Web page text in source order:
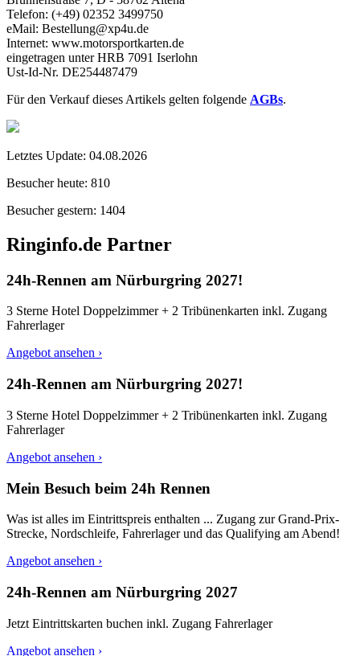
Telefon: (+49) 02352 3499750
eMail: Bestellung@xp4u.de
Internet: www.motorsportkarten.de
eingetragen unter HRB 7091 Iserlohn
Ust-Id-Nr. DE254487479
Für den Verkauf dieses Artikels gelten folgende AGBs.
Letztes Update: 04.08.2026
Besucher heute: 810
Besucher gestern: 1404
Ringinfo.de Partner
24h-Rennen am Nürburgring 2027!
3 Sterne Hotel Doppelzimmer + 2 Tribünenkarten inkl. Zugang
Fahrerlager
Angebot ansehen ›
24h-Rennen am Nürburgring 2027!
3 Sterne Hotel Doppelzimmer + 2 Tribünenkarten inkl. Zugang
Fahrerlager
Angebot ansehen ›
Mein Besuch beim 24h Rennen
Was ist alles im Eintrittspreis enthalten ... Zugang zur Grand-Prix-
Strecke, Nordschleife, Fahrerlager und das Qualifying am Abend!
Angebot ansehen ›
24h-Rennen am Nürburgring 2027
Jetzt Eintrittskarten buchen inkl. Zugang Fahrerlager
Angebot ansehen ›